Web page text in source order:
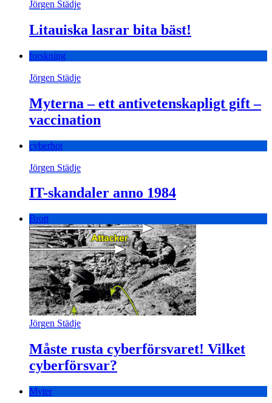
Jörgen Städje
Litauiska lasrar bita bäst!
forskning
Jörgen Städje
Myterna – ett antivetenskapligt gift –
vaccination
cyberhot
Jörgen Städje
IT-skandaler anno 1984
Brott
Jörgen Städje
Måste rusta cyberförsvaret! Vilket
cyberförsvar?
Myter